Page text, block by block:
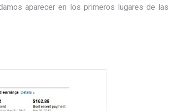
aparecer en los primeros lugares de las